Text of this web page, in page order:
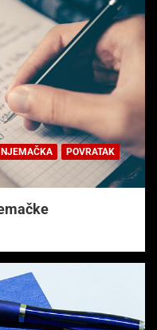
NJEMAČKA
POVRATAK